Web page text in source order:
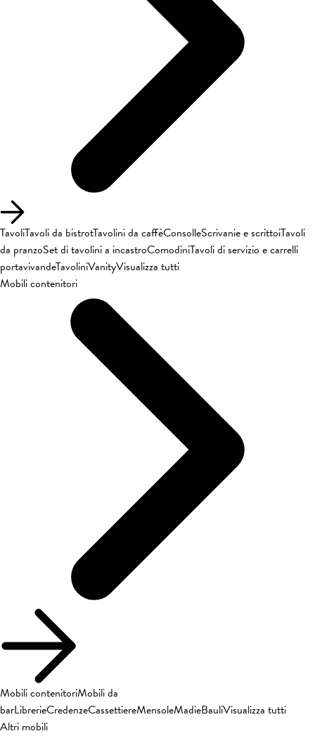
TavoliTavoli da bistrotTavolini da caffèConsolleScrivanie e scrittoiTavoli
da pranzoSet di tavolini a incastroComodiniTavoli di servizio e carrelli
portavivandeTavoliniVanityVisualizza tutti
Mobili contenitori
Mobili contenitoriMobili da
barLibrerieCredenzeCassettiereMensoleMadieBauliVisualizza tutti
Altri mobili